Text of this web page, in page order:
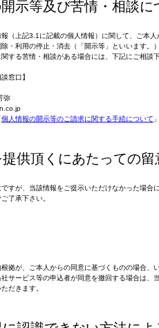
示等及び苦情・相談に
（上記3.1に記載の個人情報）に関して、ご本
・利用の停止・消去（「開示等」といいます。
する苦情・相談がある場合には、下記にご相談
窓口】
弥
個人情報の開示等のご請求に関する手続について
供頂くにあたっての留
すが、当該情報をご提示いただけなかった場合
了承下さい。
拠が、ご本人からの同意に基づくものの場合、
サービス等の申込者が同意を撤回する場合は、
だきます。